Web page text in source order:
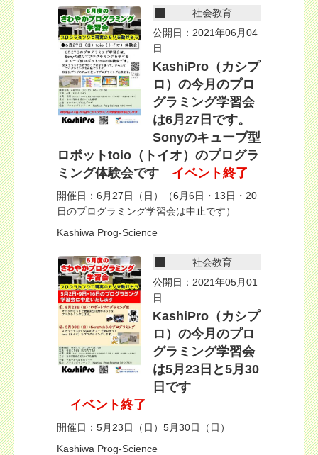
社会教育
公開日：2021年06月04
日
KashiPro（カシプ
ロ）の今月のプロ
グラミング学習会
は6月27日です。
Sonyのキューブ型
ロボットtoio（トイオ）のプログラ
ミング体験会です
イベント終了
開催日：6月27日（日）（6月6日・13日・20
日のプログラミング学習会は中止です）
Kashiwa Prog-Science
社会教育
公開日：2021年05月01
日
KashiPro（カシプ
ロ）の今月のプロ
グラミング学習会
は5月23日と5月30
日です
イベント終了
開催日：5月23日（日）5月30日（日）
Kashiwa Prog-Science